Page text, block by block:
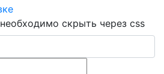
скрыть через css